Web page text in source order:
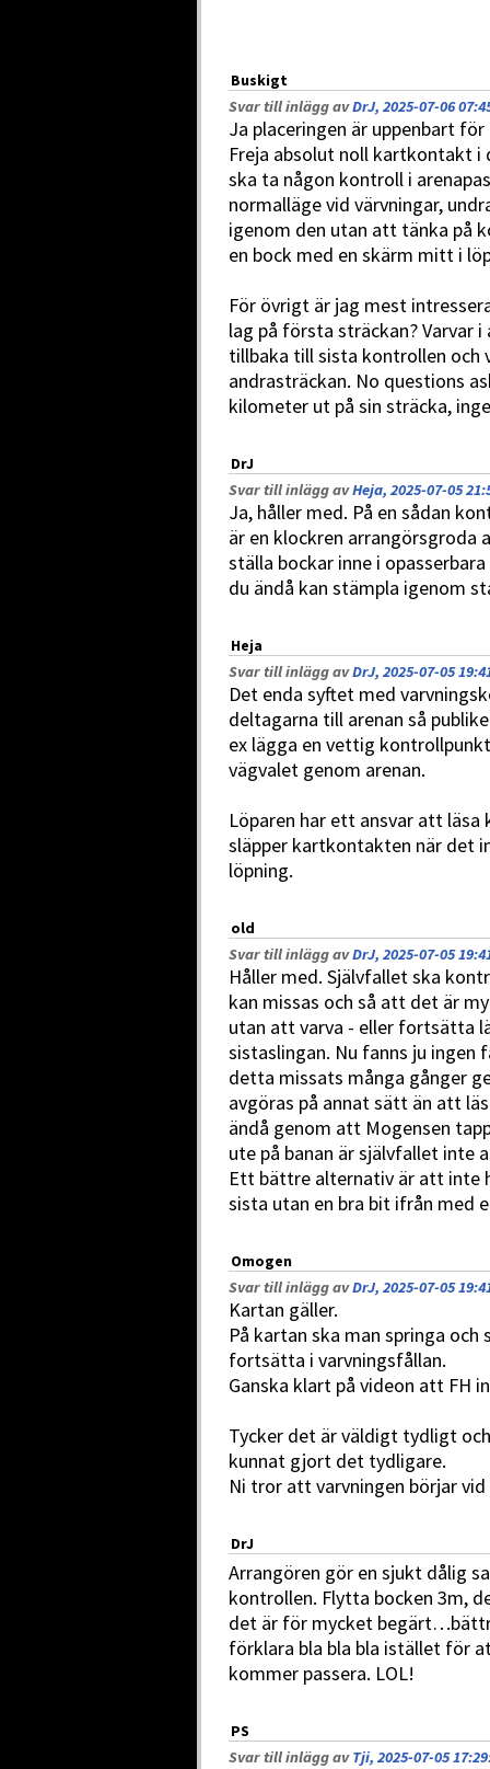
Buskigt
Svar till inlägg avDrJ, 2025-07-06
Ja placeringen är uppenbart
Freja absolut noll kartkontakt
ska ta någon kontroll i
normalläge vid värvningar,
igenom den utan att tänka på
en bock med en skärm mitt i
För övrigt är jag mest
lag på första sträckan? Varvar
tillbaka till sista kontrollen och
andrasträckan. No questions
kilometer ut på sin sträcka,
DrJ
Svar till inlägg avHeja, 2025-07-05
Ja, håller med. På en sådan
är en klockren arrangörsgroda
ställa bockar inne i
du ändå kan stämpla igenom
Heja
Svar till inlägg avDrJ, 2025-07-05
Det enda syftet med
deltagarna till arenan så
ex lägga en vettig
vägvalet genom arenan.
Löparen har ett ansvar att
släpper kartkontakten när det
löpning.
old
Svar till inlägg avDrJ, 2025-07-05
Håller med. Självfallet ska
kan missas och så att det är
utan att varva - eller fortsätta
sistaslingan. Nu fanns ju
detta missats många gånger
avgöras på annat sätt än att
ändå genom att Mogensen
ute på banan är självfallet inte
Ett bättre alternativ är att inte
sista utan en bra bit ifrån med
Omogen
Svar till inlägg avDrJ, 2025-07-05
Kartan gäller.
På kartan ska man springa
fortsätta i varvningsfållan.
Ganska klart på videon att FH
Tycker det är väldigt tydligt
kunnat gjort det tydligare.
Ni tror att varvningen börjar
DrJ
Arrangören gör en sjukt dålig
kontrollen. Flytta bocken 3m,
det är för mycket
förklara bla bla bla istället för
kommer passera. LOL!
PS
Svar till inlägg avTji, 2025-07-05 17:29